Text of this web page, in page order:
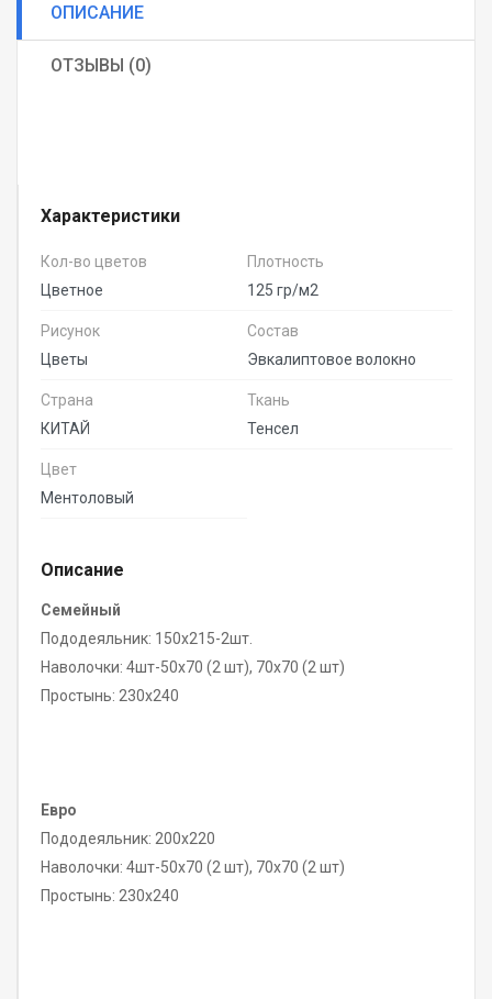
ОПИСАНИЕ
ОТЗЫВЫ (0)
Характеристики
Кол-во цветов
Цветное
Плотность
125 гр/м2
Рисунок
Цветы
Состав
Эвкалиптовое волокно
Страна
КИТАЙ
Ткань
Тенсел
Цвет
Ментоловый
Описание
Семейный
Пододеяльник: 150х215-2шт.
Наволочки: 4шт-50х70 (2 шт), 70х70 (2 шт)
Простынь: 230х240
Евро
Пододеяльник: 200х220
Наволочки: 4шт-50х70 (2 шт), 70х70 (2 шт)
Простынь: 230х240